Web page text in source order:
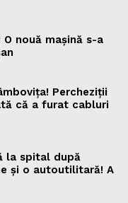
nouă mașină s-a
Percheziții
că a furat cabluri
la spital după
și o autoutilitară! A